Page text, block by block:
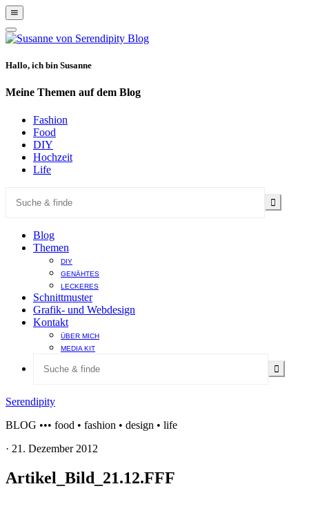
Show
Offscreen
Content
Hide
Offscreen
Hallo, ich bin Susanne
Meine Themen auf dem Blog
Fashion
Food
DIY
Hochzeit
Life
Blog
Themen
DIY
GENÄHTES
LECKERES
Schnittmuster
Grafik- und Webdesign
Kontakt
ÜBER MICH
MEDIA KIT
Serendipity
BLOG ••• food • fashion • design • life
· 21. Dezember 2012
Artikel_Bild_21.12.FFF